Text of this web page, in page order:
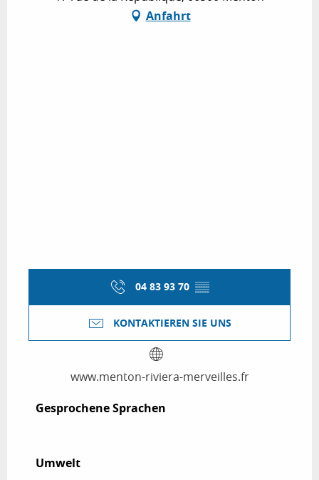
Anfahrt
04 83 93 70 ▒▒
KONTAKTIEREN SIE UNS
www.menton-riviera-merveilles.fr
Gesprochene Sprachen
Gesprochene Sprachen
Umwelt
Umwelt